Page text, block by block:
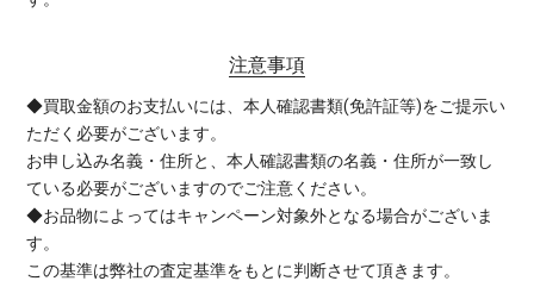
注意事項
◆買取金額のお支払いには、本人確認書類(免許証等)をご提示い
ただく必要がございます。
お申し込み名義・住所と、本人確認書類の名義・住所が一致し
ている必要がございますのでご注意ください。
◆お品物によってはキャンペーン対象外となる場合がございま
す。
この基準は弊社の査定基準をもとに判断させて頂きます。